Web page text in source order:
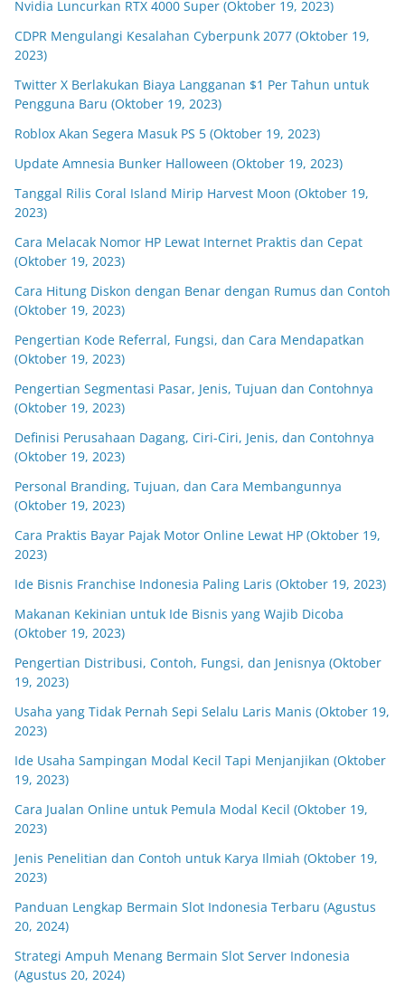
Nvidia Luncurkan RTX 4000 Super (Oktober 19, 2023)
CDPR Mengulangi Kesalahan Cyberpunk 2077 (Oktober 19,
2023)
Twitter X Berlakukan Biaya Langganan $1 Per Tahun untuk
Pengguna Baru (Oktober 19, 2023)
Roblox Akan Segera Masuk PS 5 (Oktober 19, 2023)
Update Amnesia Bunker Halloween (Oktober 19, 2023)
Tanggal Rilis Coral Island Mirip Harvest Moon (Oktober 19,
2023)
Cara Melacak Nomor HP Lewat Internet Praktis dan Cepat
(Oktober 19, 2023)
Cara Hitung Diskon dengan Benar dengan Rumus dan Contoh
(Oktober 19, 2023)
Pengertian Kode Referral, Fungsi, dan Cara Mendapatkan
(Oktober 19, 2023)
Pengertian Segmentasi Pasar, Jenis, Tujuan dan Contohnya
(Oktober 19, 2023)
Definisi Perusahaan Dagang, Ciri-Ciri, Jenis, dan Contohnya
(Oktober 19, 2023)
Personal Branding, Tujuan, dan Cara Membangunnya
(Oktober 19, 2023)
Cara Praktis Bayar Pajak Motor Online Lewat HP (Oktober 19,
2023)
Ide Bisnis Franchise Indonesia Paling Laris (Oktober 19, 2023)
Makanan Kekinian untuk Ide Bisnis yang Wajib Dicoba
(Oktober 19, 2023)
Pengertian Distribusi, Contoh, Fungsi, dan Jenisnya (Oktober
19, 2023)
Usaha yang Tidak Pernah Sepi Selalu Laris Manis (Oktober 19,
2023)
Ide Usaha Sampingan Modal Kecil Tapi Menjanjikan (Oktober
19, 2023)
Cara Jualan Online untuk Pemula Modal Kecil (Oktober 19,
2023)
Jenis Penelitian dan Contoh untuk Karya Ilmiah (Oktober 19,
2023)
Panduan Lengkap Bermain Slot Indonesia Terbaru (Agustus
20, 2024)
Strategi Ampuh Menang Bermain Slot Server Indonesia
(Agustus 20, 2024)